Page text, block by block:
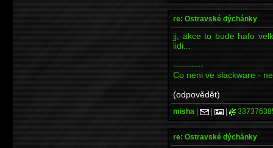
re: Ostravské dýchánky
jj, akce to bude hafo
lidi...
----------
Co neni ve slackware -
(odpovědět)
misha | | |
re: Ostravské dýchánky